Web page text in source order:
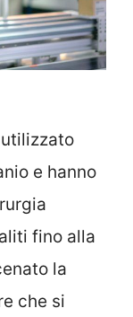
e hanno
fino alla
la
che si